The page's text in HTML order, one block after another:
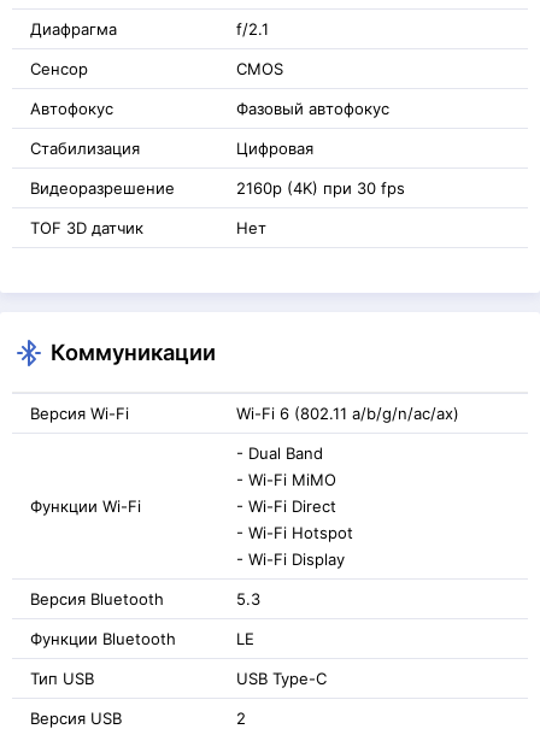
Диафрагма f/2.1
Сенсор CMOS
Автофокус Фазовый автофокус
Стабилизация Цифровая
Видеоразрешение 2160p (4K) при 30 fps
TOF 3D датчик Нет
Коммуникации
Версия Wi-Fi Wi-Fi 6 (802.11 a/b/g/n/ac/ax)
Функции Wi-Fi
- Dual Band
- Wi-Fi MiMO
- Wi-Fi Direct
- Wi-Fi Hotspot
- Wi-Fi Display
Версия Bluetooth 5.3
Функции Bluetooth LE
Тип USB USB Type-C
Версия USB 2